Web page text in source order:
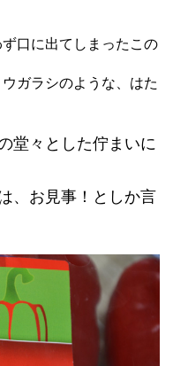
口に出てしまったこの
ガラシのような、はた
堂々とした佇まいに
、お見事！としか言